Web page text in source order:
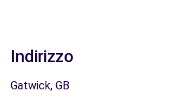
Indirizzo
Gatwick, GB